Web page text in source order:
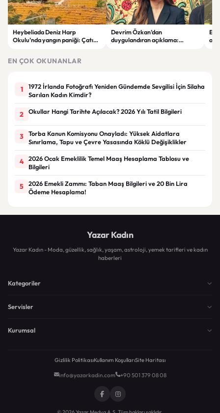
Heybeliada Deniz Harp
Okulu’nda yangın paniği: Çatıda
Devrim Özkan’dan
duygulandıran açıklama:
EN ÇOK OKUNANLAR
1
1972 İrlanda Fotoğrafı Yeniden Gündemde Sevgilisi İçin Silaha
Sarılan Kadın Kimdir?
2 Okullar Hangi Tarihte Açılacak? 2026 Yılı Tatil Bilgileri
3
Torba Kanun Komisyonu Onayladı: Yüksek Aidatlara
Sınırlama, Tapu ve Çevre Yasasında Köklü Değişiklikler
4
2026 Ocak Emeklilik Temel Maaş Hesaplama Tablosu ve
Bilgileri
5
2026 Emekli Zammı: Taban Maaş Bilgileri ve 20 Bin Lira
Ödeme Hesaplama!
Yazar Kadın
Yazar Kadın - Moda, güzellik, sağlık, yaşam, astroloji, yemek tarifleri ve kadın
haberleri
Kategoriler
Servisler
Kurumsal
Gizlilik PolitikasıKullanım KoşullarıSite Haritası
info@yazarkadin.com +90 501 379 08 08